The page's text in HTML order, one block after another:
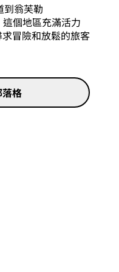
到翁芙勒
個地區充滿活力
冒險和放鬆的旅客
格